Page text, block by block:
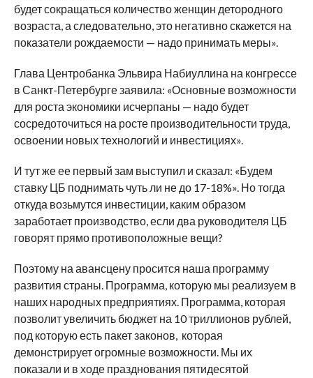
будет сокращаться количество женщин детородного
возраста, а следовательно, это негативно скажется на
показатели рождаемости — надо принимать меры».
Глава Центробанка Эльвира Набиуллина на конгрессе
в Санкт-Петербурге заявила: «Основные возможности
для роста экономики исчерпаны — надо будет
сосредоточиться на росте производительности труда,
освоении новых технологий и инвестициях».
И тут же ее первый зам выступил и сказал: «Будем
ставку ЦБ поднимать чуть ли не до 17-18%». Но тогда
откуда возьмутся инвестиции, каким образом
заработает производство, если два руководителя ЦБ
говорят прямо противоположные вещи?
Поэтому на авансцену просится наша программу
развития страны. Программа, которую мы реализуем в
наших народных предприятиях. Программа, которая
позволит увеличить бюджет на 10 триллионов рублей,
под которую есть пакет законов, которая
демонстрирует огромные возможности. Мы их
показали и в ходе празднования пятидесятой